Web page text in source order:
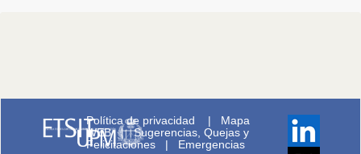
Política de privacidad | Mapa
WEB|Sugerencias, Quejas y
Felicitaciones | Emergencias